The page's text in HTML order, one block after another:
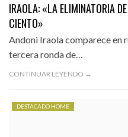
IRAOLA: «LA ELIMINATORIA
CIENTO»
Andoni Iraola comparece en
tercera ronda de…
CONTINUAR LEYENDO →
DESTACADO HOME